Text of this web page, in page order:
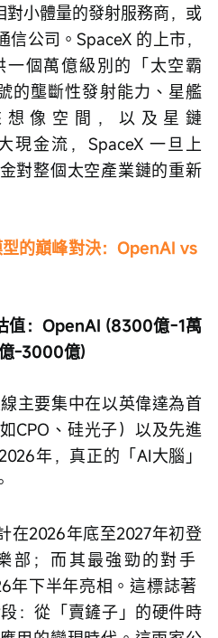
對小體量的發射服務商，或
公司。SpaceX 的上市，
個萬億級別的「太空霸
的壟斷性發射能力、星艦
想像空間，以及星鏈
現金流，SpaceX 一旦上
對整個太空產業鏈的重新
的巔峰對決：OpenAI vs
值：OpenAI (8300億-1萬
-3000億)
主要集中在以英偉達為首
CPO、硅光子）以及先進
年，真正的「AI大腦」
在2026年底至2027年初登
部；而其最強勁的對手
年下半年亮相。這標誌著
：從「賣鏟子」的硬件時